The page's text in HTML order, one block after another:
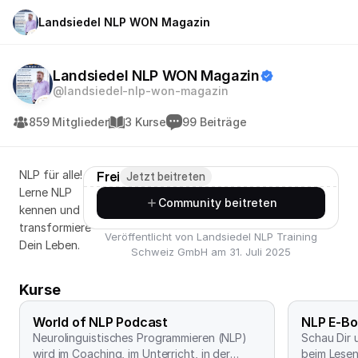
Landsiedel NLP WON Magazin
Landsiedel NLP WON Magazin
@landsiedel-nlp-won-magazin
859 Mitglieder 3 Kurse 99 Beiträge
NLP für alle!
Lerne NLP
kennen und
transformiere
Dein Leben.
Frei Jetzt beitreten
Community beitreten
Veröffentlicht von Landsiedel NLP Training
Schweiz GmbH am 31. Juli 2025
Kurse
World of NLP Podcast
Neurolinguistisches Programmieren (NLP)
wird im Coaching, im Unterricht, in der
NLP E-
Schau Dir
beim